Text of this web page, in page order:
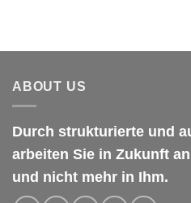
ABOUT US
Durch strukturierte und
arbeiten Sie in Zukunft
und nicht mehr in Ihm.